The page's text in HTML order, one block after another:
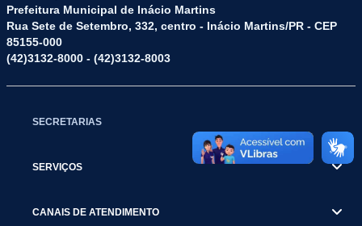
Prefeitura Municipal de Inácio Martins
Rua Sete de Setembro, 332, centro - Inácio Martins/PR - CEP
85155-000
(42)3132-8000 - (42)3132-8003
SECRETARIAS
SERVIÇOS
CANAIS DE ATENDIMENTO